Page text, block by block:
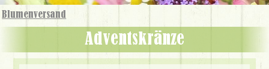
Blumenversand
Adventskränze